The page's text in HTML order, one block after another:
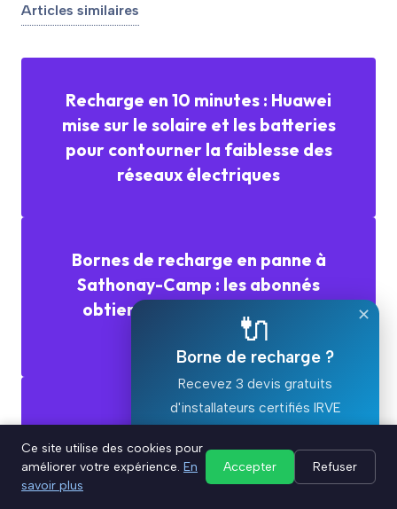
Articles similaires
Recharge en 10 minutes : Huawei
mise sur le solaire et les batteries
pour contourner la faiblesse des
réseaux électriques
Bornes de recharge en panne à
Sathonay-Camp : les abonnés
obtiennent jusqu'à 200 € de
remboursement
Bornes rapides : entre puissances
fantômes et tarifs obscurs
✕
🔌
Borne de recharge ?
Recevez 3 devis gratuits
d'installateurs certifiés IRVE
Devis gratuit ⚡
Ce site utilise des cookies pour
améliorer votre expérience. En
savoir plus
Accepter Refuser